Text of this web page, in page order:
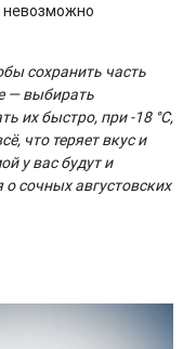
невозможно
сохранить часть
— выбирать
их быстро, при -18 °С,
что теряет вкус и
у вас будут и
сочных августовских